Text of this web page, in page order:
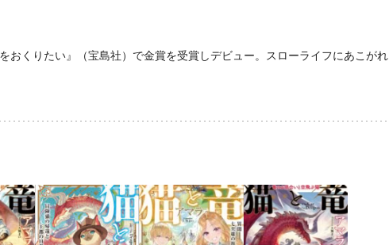
おくりたい』（宝島社）で金賞を受賞しデビュー。スローライフにあこがれ